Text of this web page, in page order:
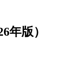
年版）